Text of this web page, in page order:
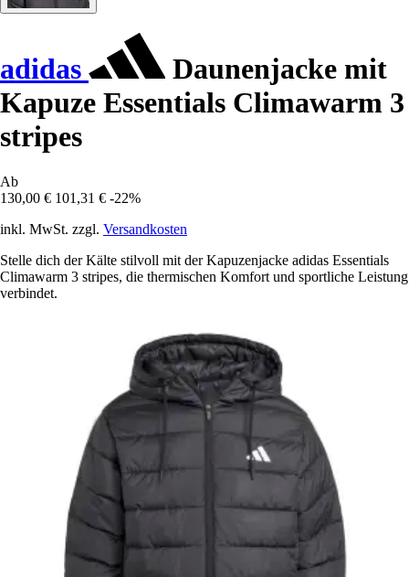
adidas
Daunenjacke mit
Kapuze Essentials Climawarm 3
stripes
Ab
130,00 € 101,31 € -22%
inkl. MwSt. zzgl. Versandkosten
Stelle dich der Kälte stilvoll mit der Kapuzenjacke adidas Essentials
Climawarm 3 stripes, die thermischen Komfort und sportliche Leistung
verbindet.